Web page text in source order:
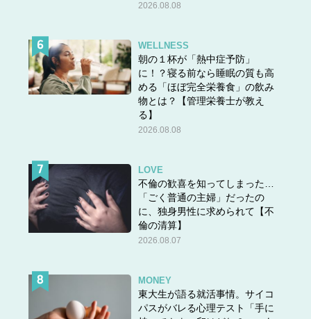
2026.08.08
WELLNESS
朝の１杯が「熱中症予防」
に！？寝る前なら睡眠の質も高
める「ほぼ完全栄養食」の飲み
物とは？【管理栄養士が教え
る】
2026.08.08
LOVE
不倫の歓喜を知ってしまった…
「ごく普通の主婦」だったの
に、独身男性に求められて【不
倫の清算】
2026.08.07
MONEY
東大生が語る就活事情。サイコ
パスがバレる心理テスト「手に